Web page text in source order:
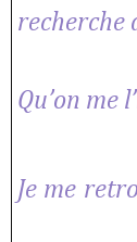
recherche
Qu’on me
Je me